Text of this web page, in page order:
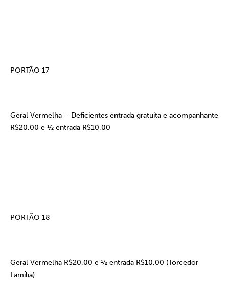
PORTÃO 17
Geral Vermelha – Deficientes entrada gratuita e acompanhante
R$20,00 e ½ entrada R$10,00
PORTÃO 18
Geral Vermelha R$20,00 e ½ entrada R$10,00 (Torcedor
Família)